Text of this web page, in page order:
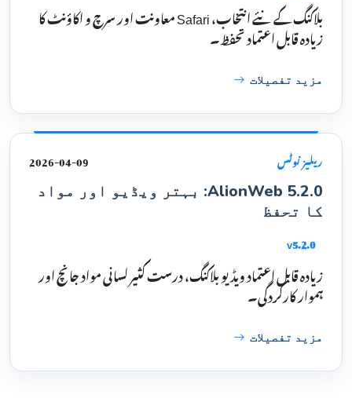
بلاکنگ کے نئے انتخاب، Safari معاونت اور سرچ و اکاؤنٹ کا
زیادہ قابل اعتماد تحفظ۔
مزید تفصیلات
ریلیز نوٹس 2026-04-09
AlionWeb 5.2.0: بہتر ویڈیو اور مواد
کا تحفظ
v5.2.0
زیادہ قابل اعتماد ویڈیو بلاکنگ، درست کثیر لسانی مواد جانچ اور
ہموار کارکردگی۔
مزید تفصیلات